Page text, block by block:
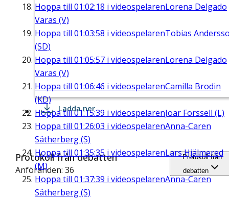
Hoppa till 01:02:18 i videospelarenLorena Delgado
Varas (V)
Hoppa till 01:03:58 i videospelarenTobias
(SD)
Hoppa till 01:05:57 i videospelarenLorena Delgado
Varas (V)
Hoppa till 01:06:46 i videospelarenCamilla Brodin
(KD)
Hoppa till01:15:39 i videospelarenJoar Forssell (L)
Hoppa till 01:26:03 i videospelarenAnna-Caren
Sätherberg (S)
Hoppa till 01:35:35 i videospelarenLars Hjälmered
(M)
Hoppa till 01:37:39 i videospelarenAnna-Caren
Sätherberg (S)
Ladda ner
Protokoll från debatten
Anföranden: 36
Protokoll från
debatten